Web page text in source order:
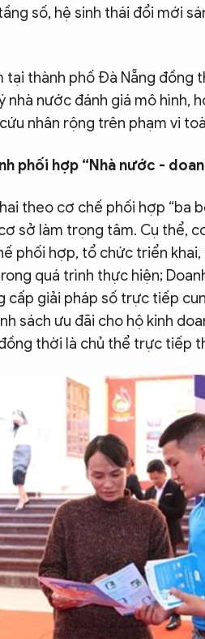
số, hệ sinh thái đổi mới
tại thành phố Đà Nẵng đồng
nhà nước đánh giá mô hình,
nhân rộng trên phạm vi
phối hợp “Nhà nước -
theo cơ chế phối hợp “ba
sở làm trọng tâm. Cụ thể,
phối hợp, tổ chức triển
quá trình thực hiện;
cấp giải pháp số trực tiếp
sách ưu đãi cho hộ kinh
thời là chủ thể trực tiếp